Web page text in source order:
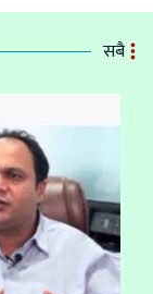
सबै